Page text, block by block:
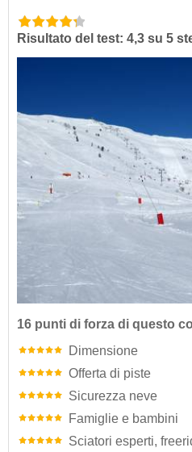
Risultato del test: 4,3 su 5
16 punti di forza di questo
Dimensione
Offerta di piste
Sicurezza neve
Famiglie e bambini
Sciatori esperti,